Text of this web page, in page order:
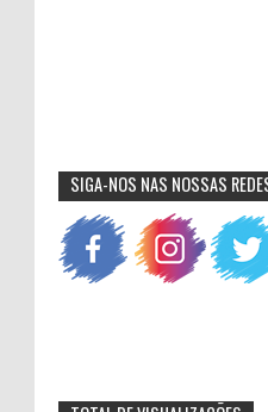
SIGA-NOS NAS NOSSAS